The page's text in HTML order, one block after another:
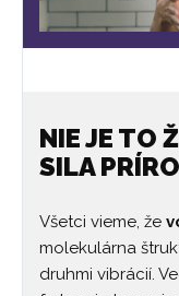
NIE JE TO
SILA
Všetci vieme, že
molekulárna
druhmi vibrácií.